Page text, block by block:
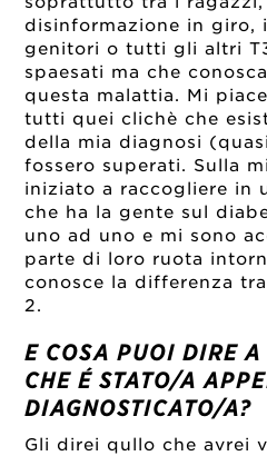
disinformazione in giro,
genitori o tutti gli altri
spaesati ma che
questa malattia. Mi
tutti quei clichè che
della mia diagnosi
fossero superati. Sulla
iniziato a raccogliere in
che ha la gente sul
uno ad uno e mi sono
parte di loro ruota
conosce la differenza
2.
E COSA PUOI DIRE
CHE É STATO/A
DIAGNOSTICATO/A?
Gli direi qullo che avrei